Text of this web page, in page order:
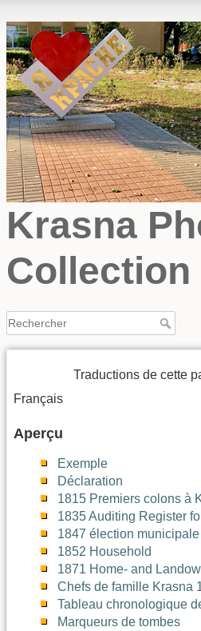
Krasna
Collection
Traductions de cette
Français
Aperçu
Exemple
Déclaration
1815 Premiers colons à
1835 Auditing Register
1847 élection municipale
1852 Household
1871 Home- and
Chefs de famille Krasna
Tableau chronologique
Marqueurs de tombes